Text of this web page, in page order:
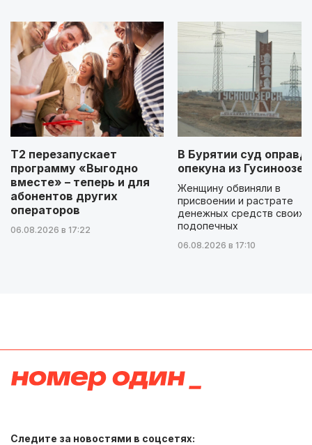
Т2 перезапускает
программу «Выгодно
вместе» – теперь и для
абонентов других
операторов
06.08.2026 в 17:22
В Бурятии суд
опекуна из
Женщину обвиняли в
присвоении и растрате
денежных средств своих
подопечных
06.08.2026 в 17:10
Следите за новостями в соцсетях: